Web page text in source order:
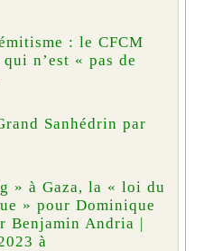
: le CFCM
n’est « pas de
Sanhédrin par
» à Gaza, la « loi du
» pour Dominique
Benjamin Andria |
à